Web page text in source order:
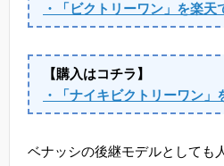
・「ビクトリーワン」を楽天
【購入はコチラ】
・「ナイキビクトリーワン」
ベナッシの後継モデルとしても